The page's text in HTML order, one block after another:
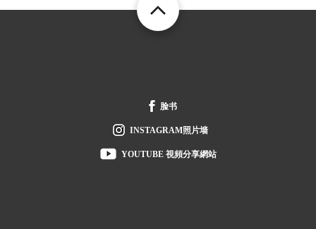
脸书
INSTAGRAM照片墙
YOUTUBE 視頻分享網站